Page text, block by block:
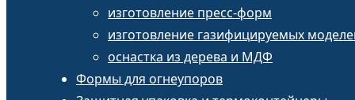
изготовление пресс-форм
изготовление газифицируемых
оснастка из дерева и МДФ
Формы для огнеупоров